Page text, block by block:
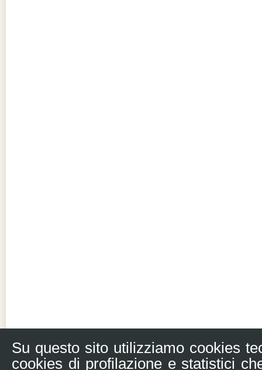
Su questo sito utilizziamo cookies
cookies di profilazione e statistici